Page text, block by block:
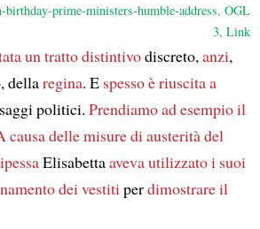
birthday-prime-ministers-humble-address,OGL
3,Link
un tratto distintivodiscreto,anzi,
dellaregina. E spessoè riuscita a
politici. Prendiamo ad esempioil
causa dellemisure di austerità del
Elisabettaaveva utilizzatoi suoi
dei vestitiperdimostrareil